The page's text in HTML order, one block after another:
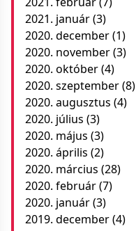
2021. január(3)
2020. december(1)
2020. november(3)
2020. október(4)
2020. szeptember(8)
2020. augusztus (4)
2020. július (3)
2020. május (3)
2020. április (2)
2020. március (28)
2020. február(7)
2020. január(3)
2019. december(4)